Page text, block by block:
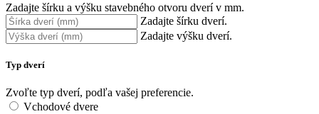
Zadajte šírku a výšku stavebného otvoru dverí v mm.
Zadajte šírku dverí.
Zadajte výšku dverí.
Typ dverí
Zvoľte typ dverí, podľa vašej preferencie.
Vchodové dvere